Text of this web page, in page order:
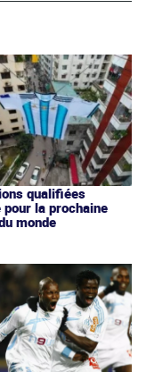
qualifiées
pour la prochaine
monde